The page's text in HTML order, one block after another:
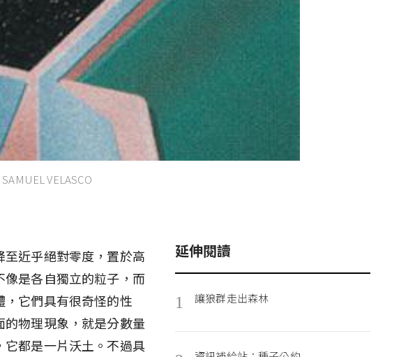
VELASCO
近乎絕對零度，置於高
是各自獨立的粒子，而
它們具有很奇怪的性
物理現象，就是分數量
都是一片沃土。不過具
延伸閱讀
1 讓狼群走出森林